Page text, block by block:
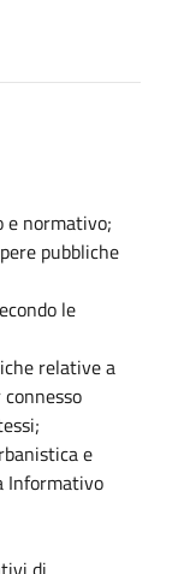
e normativo;
pubbliche
le
relative a
e
Informativo